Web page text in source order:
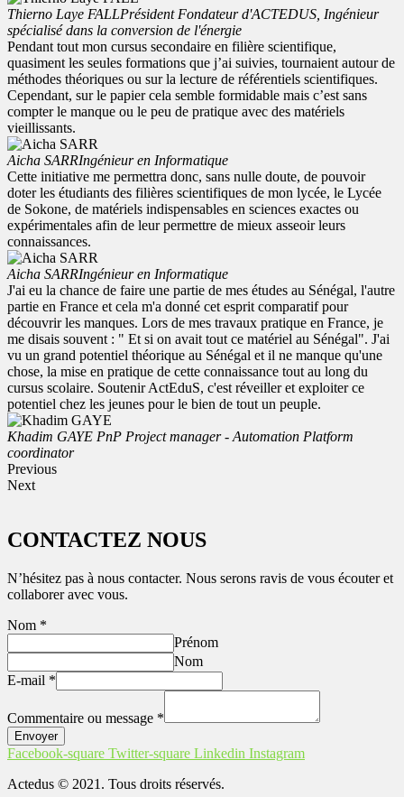
Thierno Laye FALLPrésident Fondateur d'ACTEDUS, Ingénieur
spécialisé dans la conversion de l'énergie
Pendant tout mon cursus secondaire en filière scientifique,
quasiment les seules formations que j’ai suivies, tournaient autour de
méthodes théoriques ou sur la lecture de référentiels scientifiques.
Cependant, sur le papier cela semble formidable mais c’est sans
compter le manque ou le peu de pratique avec des matériels
vieillissants.
Aicha SARRIngénieur en Informatique
Cette initiative me permettra donc, sans nulle doute, de pouvoir
doter les étudiants des filières scientifiques de mon lycée, le Lycée
de Sokone, de matériels indispensables en sciences exactes ou
expérimentales afin de leur permettre de mieux asseoir leurs
connaissances.
Aicha SARRIngénieur en Informatique
J'ai eu la chance de faire une partie de mes études au Sénégal, l'autre
partie en France et cela m'a donné cet esprit comparatif pour
découvrir les manques. Lors de mes travaux pratique en France, je
me disais souvent : " Et si on avait tout ce matériel au Sénégal". J'ai
vu un grand potentiel théorique au Sénégal et il ne manque qu'une
chose, la mise en pratique de cette connaissance tout au long du
cursus scolaire. Soutenir ActEduS, c'est réveiller et exploiter ce
potentiel chez les jeunes pour le bien de tout un peuple.
Khadim GAYE PnP Project manager - Automation Platform
coordinator
Previous
Next
CONTACTEZ NOUS
N’hésitez pas à nous contacter. Nous serons ravis de vous écouter et
collaborer avec vous.
Nom *
Prénom
Nom
E-mail *
Commentaire ou message *
Envoyer
Facebook-square Twitter-square Linkedin Instagram
Actedus © 2021. Tous droits réservés.